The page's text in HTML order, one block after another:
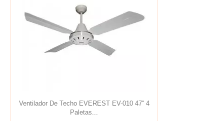
Ventilador De Techo EVEREST EV-010 47'' 4
Paletas...